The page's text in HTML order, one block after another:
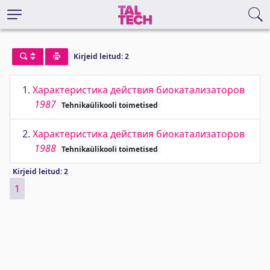
Kirjeid leitud: 2
1. Характеристика действия биокатализаторов
1987 Tehnikaülikooli toimetised
2. Характеристика действия биокатализаторов
1988 Tehnikaülikooli toimetised
Kirjeid leitud: 2
1